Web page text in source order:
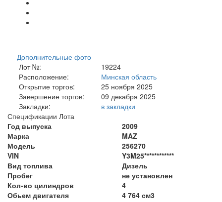
Дополнительные фото
Лот №:
19224
Расположение:
Минская область
Открытие торгов:
25 ноября 2025
Завершение торгов:
09 декабря 2025
Закладки:
в закладки
Спецификации Лота
Год выпуска
2009
Марка
MAZ
Модель
256270
VIN
Y3M25************
Вид топлива
Дизель
Пробег
не установлен
Кол-во цилиндров
4
Обьем двигателя
4 764 см3